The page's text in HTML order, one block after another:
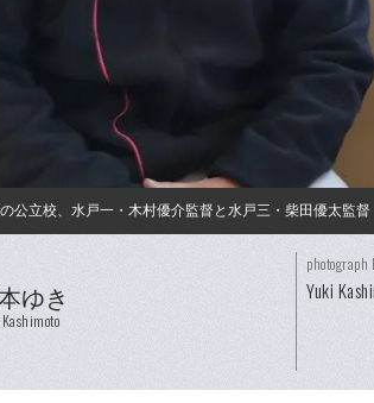
公立校、水戸一・木村優介監督と水戸三・柴田優太監督
ゆき
photograph
Yuki